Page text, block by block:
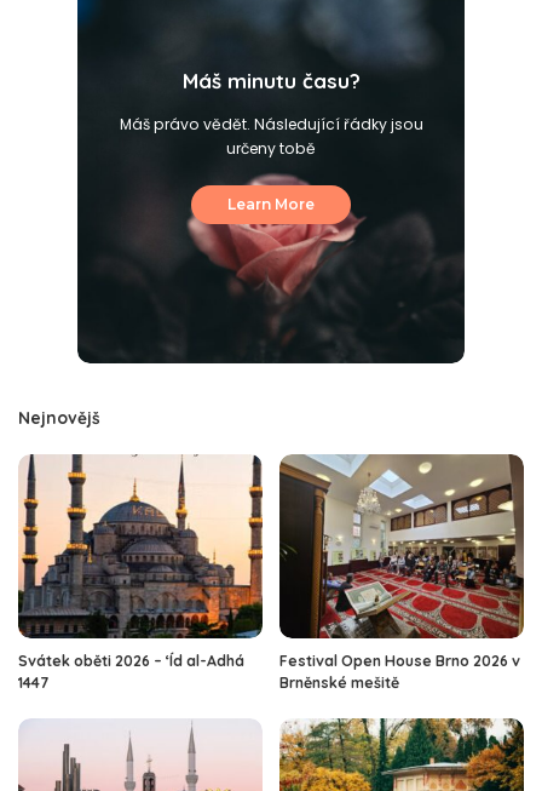
Máš minutu času?
Máš právo vědět. Následující řádky jsou
určeny tobě
Learn More
Nejnovějš
Svátek oběti 2026 – ‘Íd al-Adhá
1447
Festival Open House Brno 2026 v
Brněnské mešitě